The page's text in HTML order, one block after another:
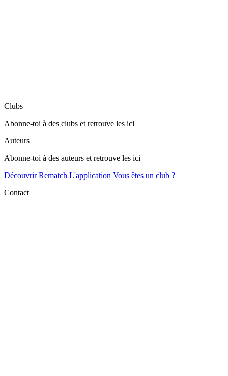
Clubs
Abonne-toi à des clubs et retrouve les ici
Auteurs
Abonne-toi à des auteurs et retrouve les ici
Découvrir Rematch L'application Vous êtes un club ?
Contact